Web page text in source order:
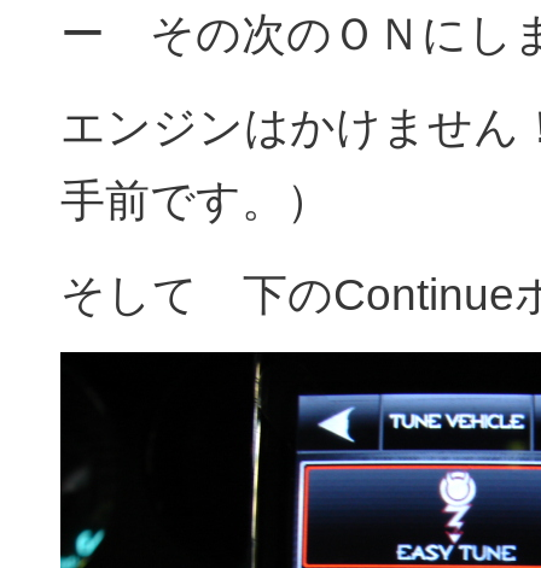
ー その次のＯＮにし
エンジンはかけませ
手前です。）
そして 下のContinue